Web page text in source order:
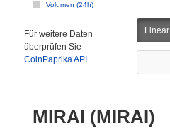
Volumen (24h)
Für weitere Daten
überprüfen Sie
CoinPaprika API
Linear
MIRAI (MIRAI)